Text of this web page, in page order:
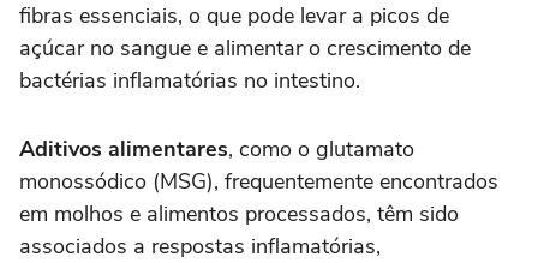
fibras essenciais, o que pode levar a picos de
açúcar no sangue e alimentar o crescimento de
bactérias inflamatórias no intestino.
Aditivos alimentares, como o glutamato
monossódico (MSG), frequentemente encontrados
em molhos e alimentos processados, têm sido
associados a respostas inflamatórias,